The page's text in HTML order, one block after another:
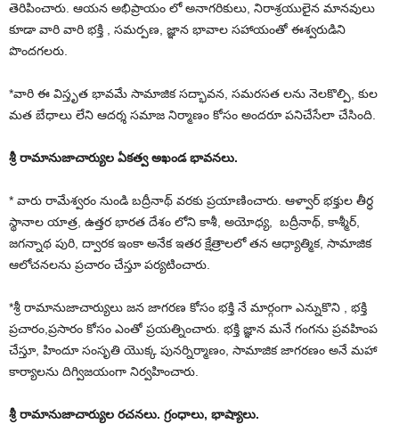
తెరిపించారు. ఆయన అభిప్రాయం లో అనాగరికులు, నిరాశ్రయులైన మానవులు
కూడా వారి వారి భక్తి , సమర్పణ, జ్ఞాన భావాల సహాయంతో ఈశ్వరుడిని
పొందగలరు.
*వారి ఈ విస్తృత భావమే సామాజిక సద్భావన, సమరసత లను నెలకొల్పి, కుల
మత బేధాలు లేని ఆదర్శ సమాజ నిర్మాణం కోసం అందరూ పనిచేసేలా చేసింది.
శ్రీ రామానుజాచార్యుల ఏకత్వ అఖండ భావనలు.
* వారు రామేశ్వరం నుండి బద్రీనాథ్ వరకు ప్రయాణించారు. ఆళ్వార్ భక్తుల తీర్ధ
స్థానాల యాత్ర, ఉత్తర భారత దేశం లోని కాశీ, అయోధ్య, బద్రీనాథ్, కాశ్మీర్,
జగన్నాథ పురి, ద్వారక ఇంకా అనేక ఇతర క్షేత్రాలలో తన ఆధ్యాత్మిక, సామాజిక
ఆలోచనలను ప్రచారం చేస్తూ పర్యటించారు.
*శ్రీ రామానుజాచార్యులు జన జాగరణ కోసం భక్తి నే మార్గంగా ఎన్నుకొని , భక్తి
ప్రచారం,ప్రసారం కోసం ఎంతో ప్రయత్నించారు. భక్తి జ్ఞాన మనే గంగను ప్రవహింప
చేస్తూ, హిందూ సంసృతి యొక్క పునర్నిర్మాణం, సామాజిక జాగరణం అనే మహా
కార్యాలను దిగ్విజయంగా నిర్వహించారు.
శ్రీ రామానుజాచార్యుల రచనలు. గ్రంధాలు, భాష్యాలు.